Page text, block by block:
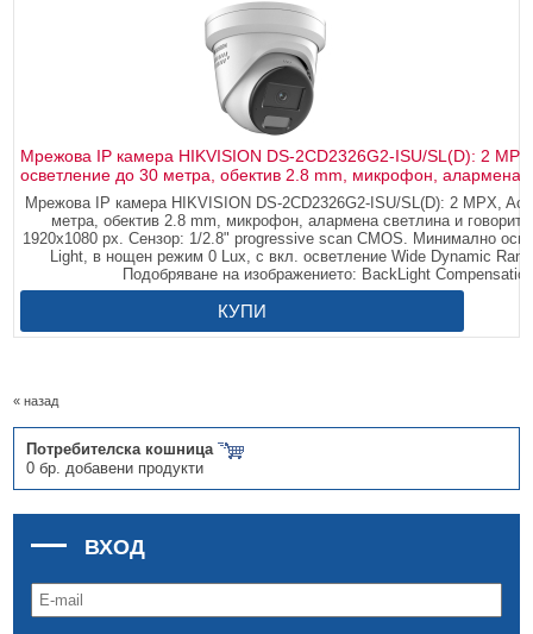
Мрежова IP камера HIKVISION DS-2CD2326G2-ISU/SL(D): 2
осветление до 30 метра, обектив 2.8 mm, микрофон, алармена
Мрежова IP камера HIKVISION DS-2CD2326G2-ISU/SL(D): 2 MPX,
метра, обектив 2.8 mm, микрофон, алармена светлина и
1920x1080 px. Сензор: 1/2.8" progressive scan CMOS. Минимално
Light, в нощен режим 0 Lux, с вкл. осветление Wide Dynamic
Подобряване на изображението: BackLight
КУПИ
« назад
Потребителска кошница
0 бр. добавени продукти
ВХОД